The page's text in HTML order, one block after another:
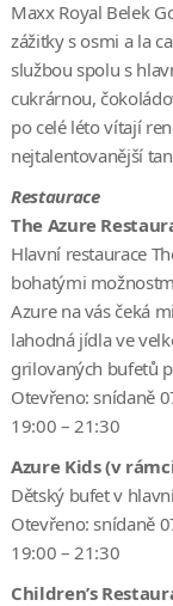
Maxx Royal Belek
zážitky s osmi a la
službou spolu s
cukrárnou,
po celé léto vítají
nejtalentovanější
Restaurace
The Azure
Hlavní restaurace
bohatými
Azure na vás čeká
lahodná jídla ve
grilovaných bufetů
Otevřeno: snídaně
19:00 – 21:30
Azure Kids (v
Dětský bufet v
Otevřeno: snídaně
19:00 – 21:30
Children’s